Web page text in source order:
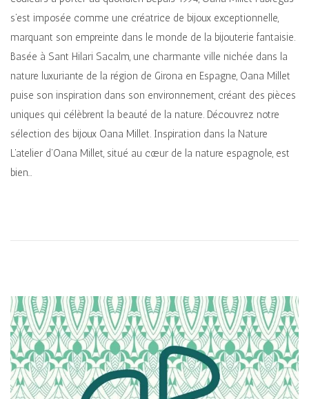
g
a
t
i
o
n
n
u
s’est imposée comme une créatrice de bijoux exceptionnelle,
marquant son empreinte dans le monde de la bijouterie fantaisie.
Basée à Sant Hilari Sacalm, une charmante ville nichée dans la
nature luxuriante de la région de Girona en Espagne, Oana Millet
puise son inspiration dans son environnement, créant des pièces
uniques qui célèbrent la beauté de la nature. Découvrez notre
sélection des bijoux Oana Millet. Inspiration dans la Nature
L’atelier d’Oana Millet, situé au cœur de la nature espagnole, est
bien…